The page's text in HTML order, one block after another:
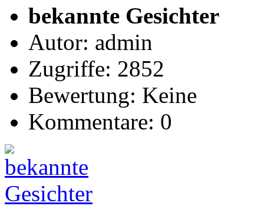
bekannte Gesichter
Autor: admin
Zugriffe: 2852
Bewertung: Keine
Kommentare: 0